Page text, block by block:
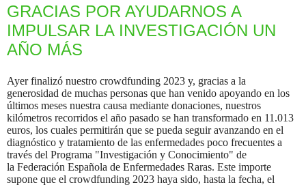
GRACIAS POR AYUDARNOS A
IMPULSAR LA INVESTIGACIÓN UN
AÑO MÁS
Ayer finalizó nuestro crowdfunding 2023 y, gracias a la
generosidad de muchas personas que han venido apoyando en los
últimos meses nuestra causa mediante donaciones, nuestros
kilómetros recorridos el año pasado se han transformado en 11.013
euros, los cuales permitirán que se pueda seguir avanzando en el
diagnóstico y tratamiento de las enfermedades poco frecuentes a
través del Programa "Investigación y Conocimiento" de
la Federación Española de Enfermedades Raras. Este importe
supone que el crowdfunding 2023 haya sido, hasta la fecha, el